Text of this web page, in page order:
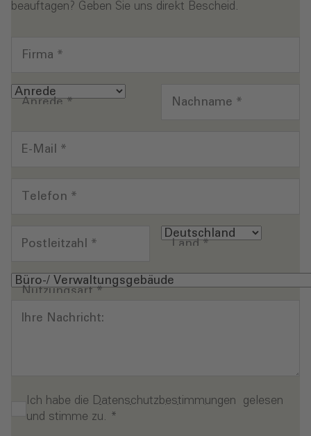
beauftagen? Geben Sie uns direkt Bescheid.
Firma *
Anrede* Nachname *
E-Mail *
Telefon *
Postleitzahl * Land*
Nutzungsart*
Ihre Nachricht:
Ich habe die Datenschutzbestimmungen gelesen
und stimme zu. *